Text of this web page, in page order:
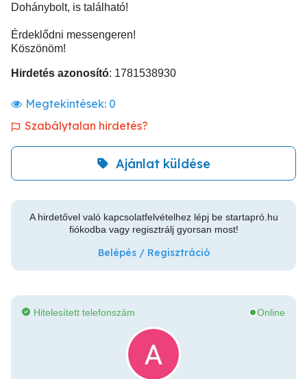
Dohánybolt, is található!
Érdeklődni messengeren!
Köszönöm!
Hirdetés azonosító: 1781538930
Megtekintések: 0
Szabálytalan hirdetés?
Ajánlat küldése
A hirdetővel való kapcsolatfelvételhez lépj be startapró.hu
fiókodba vagy regisztrálj gyorsan most!
Belépés / Regisztráció
Hitelesített telefonszám Online